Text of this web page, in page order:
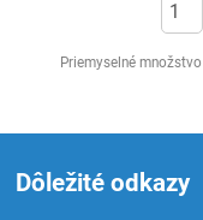
Priemyselné
Dôležité odkazy